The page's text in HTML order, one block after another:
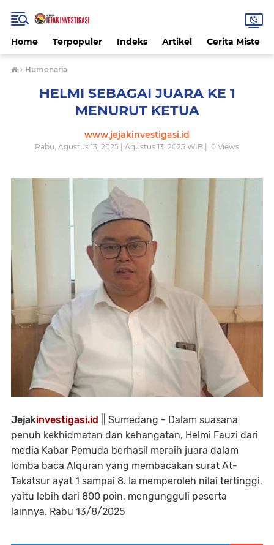
Home Terpopuler Indeks Artikel Cerita Misteri
› Humonaria
HELMI SEBAGAI JUARA KE 1
MENURUT KETUA
www.jejakinvestigasi.id
Rabu, Agustus 13, 2025 | Agustus 13, 2025 WIB | 0 Views
Jejakinvestigasi.id || Sumedang - Dalam suasana
penuh kekhidmatan dan kehangatan, Helmi Fauzi dari
media Kabar Pemuda berhasil meraih juara dalam
lomba baca Alquran yang membacakan surat At-
Takatsur ayat 1 sampai 8. Ia memperoleh nilai tertinggi,
yaitu lebih dari 800 poin, mengungguli peserta
lainnya. Rabu 13/8/2025